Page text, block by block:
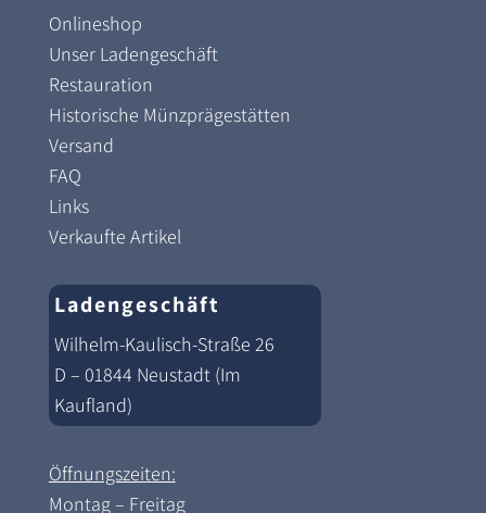
Onlineshop
Unser Ladengeschäft
Restauration
Historische Münzprägestätten
Versand
FAQ
Links
Verkaufte Artikel
Ladengeschäft
Wilhelm-Kaulisch-Straße 26
D – 01844 Neustadt (Im
Kaufland)
Öffnungszeiten:
Montag – Freitag